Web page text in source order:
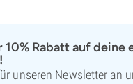
10% Rabatt auf deine
unseren Newsletter an